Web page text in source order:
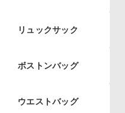
リュックサック
ボストンバッグ
ウエストバッグ